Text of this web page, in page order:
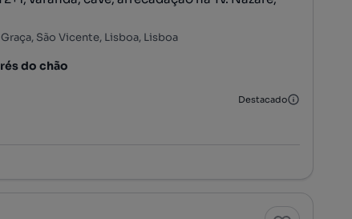
Graça, São Vicente, Lisboa, Lisboa
quadrado
rés do chão
Destacado